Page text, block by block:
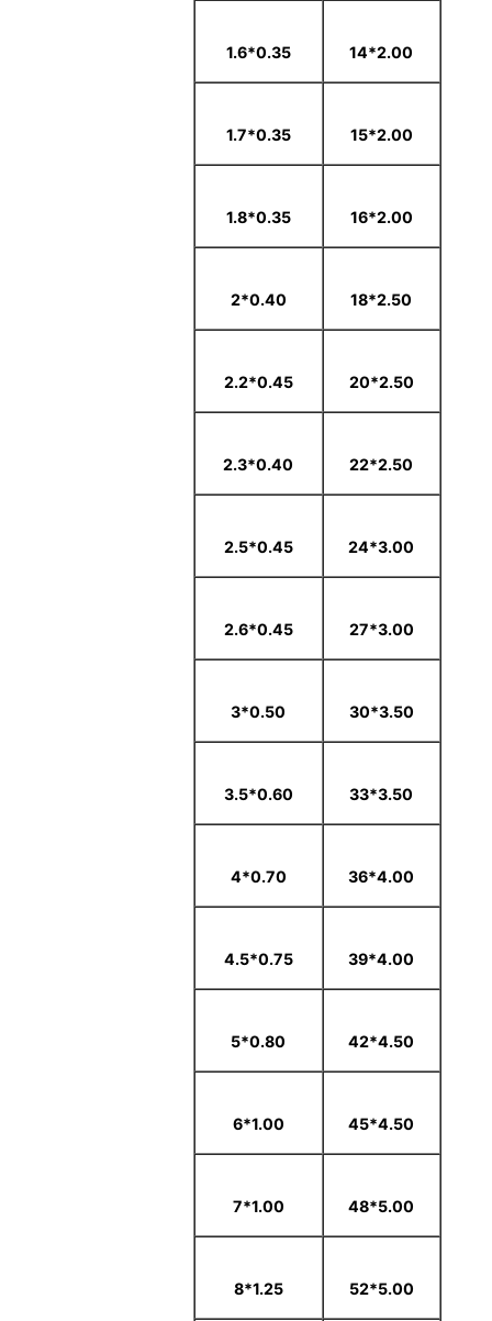
2.00*14
0.35*1.6
2.00*15
0.35*1.7
2.00*16
0.35*1.8
2.50*18
0.40*2
2.50*20
0.45*2.2
2.50*22
0.40*2.3
3.00*24
0.45*2.5
3.00*27
0.45*2.6
3.50*30
0.50*3
3.50*33
0.60*3.5
4.00*36
0.70*4
4.00*39
0.75*4.5
4.50*42
0.80*5
4.50*45
1.00*6
5.00*48
1.00*7
5.00*52
1.25*8